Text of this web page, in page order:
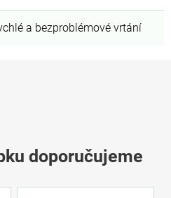
a bezproblémové vrtání
doporučujeme